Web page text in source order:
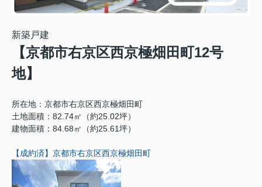
新築戸建
【京都市右京区西京極畑田町12号
地】
所在地：京都市右京区西京極畑田町
土地面積：82.74㎡（約25.02坪）
建物面積：84.68㎡（約25.61坪）
【成約済】京都市右京区西京極畑田町